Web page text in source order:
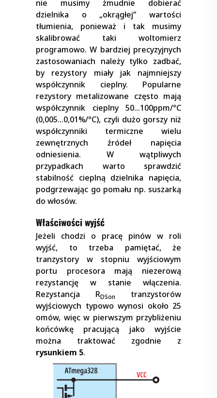
nie musimy żmudnie dobierać
dzielnika o „okrągłej” wartości
tłumienia, ponieważ i tak musimy
skalibrować taki woltomierz
programowo. W bardziej precyzyjnych
zastosowaniach należy tylko zadbać,
by rezystory miały jak najmniejszy
współczynnik cieplny. Popularne
rezystory metalizowane często mają
współczynnik cieplny 50…100ppm/°C
(0,005…0,01%/°C), czyli dużo gorszy niż
współczynniki termiczne wielu
zewnętrznych źródeł napięcia
odniesienia. W wątpliwych
przypadkach warto sprawdzić
stabilność cieplną dzielnika napięcia,
podgrzewając go pomału np. suszarką
do włosów.
Właściwości wyjść
Jeżeli chodzi o pracę pinów w roli
wyjść, to trzeba pamiętać, że
tranzystory w stopniu wyjściowym
portu procesora mają niezerową
rezystancję w stanie włączenia.
Rezystancja RDSon
tranzystorów
wyjściowych typowo wynosi około 25
omów, więc w pierwszym przybliżeniu
końcówkę pracującą jako wyjście
można traktować zgodnie z
rysunkiem 5.